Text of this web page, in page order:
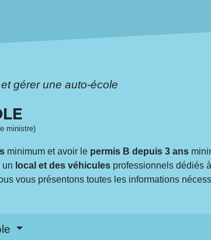
gérer une auto-école
ministre)
minimum et avoir le permis B depuis 3 ans
un local et des véhicules professionnels dédiés
vous présentons toutes les informations